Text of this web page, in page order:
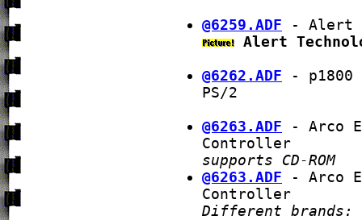
@6259.ADF - Alert
Alert
@6262.ADF - p1800
PS/2
@6263.ADF - Arco
Controller
supports CD-ROM
@6263.ADF - Arco
Controller
Different brands: